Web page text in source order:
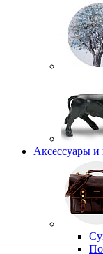
Аксессуары и